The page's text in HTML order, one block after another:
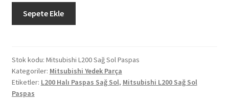
Halı
Paspas
Sağ
Sol
Sepete Ekle
Stok kodu: Mitsubishi L200 Sağ Sol Paspas
Kategoriler: Mitsubishi Yedek Parça
Etiketler: L200 Halı Paspas Sağ Sol, Mitsubishi L200 Sağ Sol
Paspas